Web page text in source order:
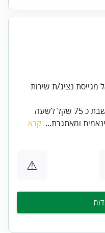
מגייסת נציג/ת שירות
ומאתגרת... קרא
⚠